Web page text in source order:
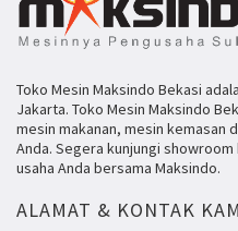
Toko Mesin Maksindo Bekasi
Jakarta. Toko Mesin Maksindo
mesin makanan, mesin kemasan
Anda. Segera kunjungi
usaha Anda bersama Maksindo.
ALAMAT & KONTAK